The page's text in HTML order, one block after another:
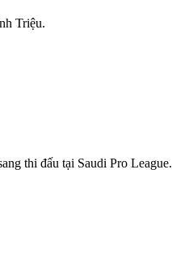
Triệu.
thi đấu tại Saudi Pro League.